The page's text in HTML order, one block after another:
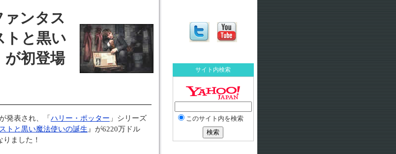
ァンタス
トと黒い
が初登場
発表され、「 ハリー・ポッター 」シリーズ
トと黒い魔法使いの誕生 』が6220万ドル
りました！
サイト内検索
このサイト内を検索